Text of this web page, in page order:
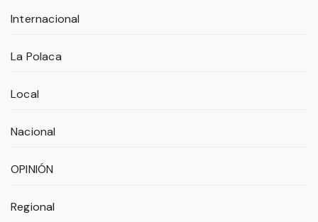
Internacional
La Polaca
Local
Nacional
OPINIÓN
Regional